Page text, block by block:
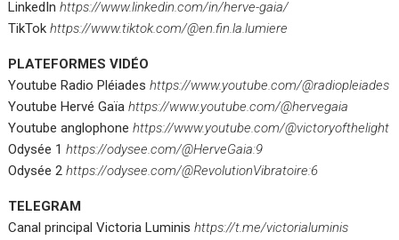
LinkedInhttps://www.linkedin.com/in/herve-gaia/
TikTokhttps://www.tiktok.com/@en.fin.la.lumiere
PLATEFORMES VIDÉO
Youtube Radio Pléiadeshttps://www.youtube.com/@radiopleiades
Youtube Hervé Gaïahttps://www.youtube.com/@hervegaia
Youtube anglophonehttps://www.youtube.com/@victoryofthelight
Odysée 1https://odysee.com/@HerveGaia:9
Odysée 2https://odysee.com/@RevolutionVibratoire:6
TELEGRAM
Canal principal Victoria Luminishttps://t.me/victorialuminis